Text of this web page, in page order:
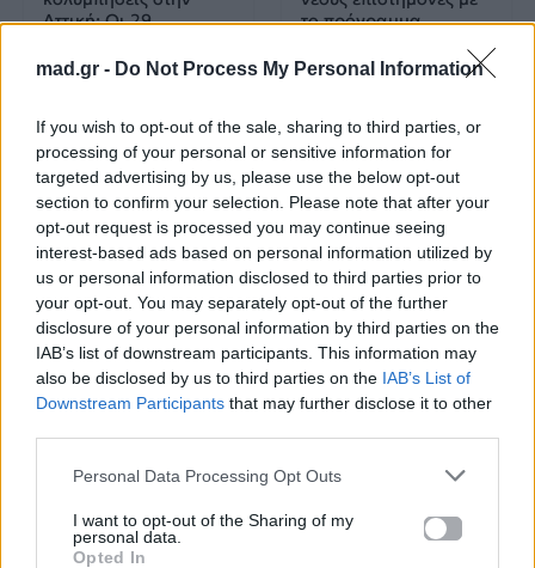
mad.gr - Do Not Process My Personal Information
If you wish to opt-out of the sale, sharing to third parties, or
processing of your personal or sensitive information for
targeted advertising by us, please use the below opt-out
section to confirm your selection. Please note that after your
opt-out request is processed you may continue seeing
interest-based ads based on personal information utilized by
us or personal information disclosed to third parties prior to
your opt-out. You may separately opt-out of the further
disclosure of your personal information by third parties on the
IAB’s list of downstream participants. This information may
also be disclosed by us to third parties on the IAB’s List of
Downstream Participants that may further disclose it to other
Personal Data Processing Opt Outs
I want to opt-out of the Sharing of my
personal data.
Opted In
Αττική: Οι 29
25.06.2026
το πρόγραμμα
AKTOR4TheFuture
04.06.2026
EUROVISION
ΕΡΤ: Εντυπωσιακή
αύξηση κερδοφορίας
20.05.2026
Ηλεκτρικά πατίνια:
Μεταφορικό μέσο ή
Οδηγός ασφαλούς
μετακίνησης
12.05.2026